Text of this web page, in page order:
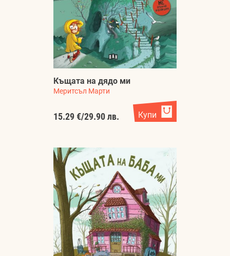
Къщата на дядо ми
Меритсъл Марти
15.29 €/29.90 лв. Купи